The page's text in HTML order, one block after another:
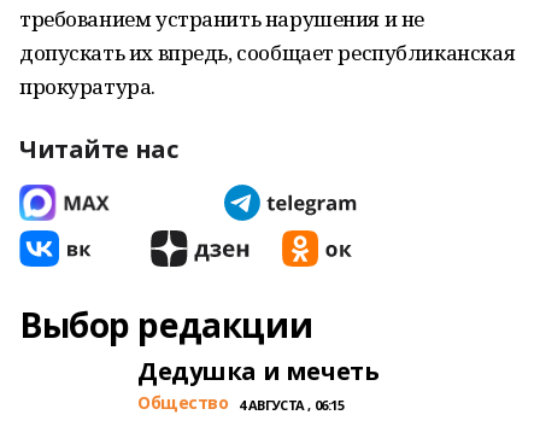
требованием устранить нарушения и не
допускать их впредь, сообщает республиканская
прокуратура.
Читайте нас
Выбор редакции
Дедушка и мечеть
Общество 4 АВГУСТА , 06:15